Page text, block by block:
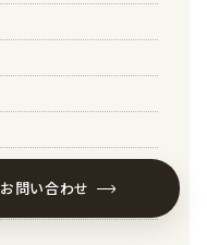
お問い合わせ